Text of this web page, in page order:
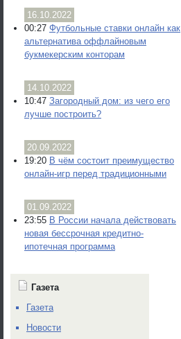
16.10.2022
00:27 Футбольные ставки онлайн как
альтернатива оффлайновым
букмекерским конторам
14.10.2022
10:47 Загородный дом: из чего его
лучше построить?
20.09.2022
19:20 В чём состоит преимущество
онлайн-игр перед традиционными
01.09.2022
23:55 В России начала действовать
новая бессрочная кредитно-
ипотечная программа
Газета
Газета
Новости